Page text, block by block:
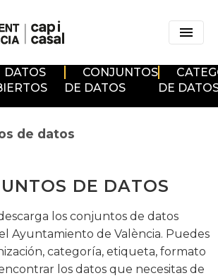
DATOS
CONJUNTOS
DE DATOS
DE
de datos
DE DATOS
los conjuntos de datos
Ayuntamiento de València. Puedes
categoría, etiqueta, formato
los datos que necesitas de